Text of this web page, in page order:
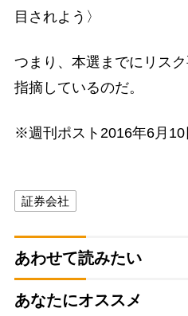
目されよう〉
つまり、本選までにリス
指摘しているのだ。
※週刊ポスト2016年6月10
証券会社
あわせて読みたい
あなたにオススメ